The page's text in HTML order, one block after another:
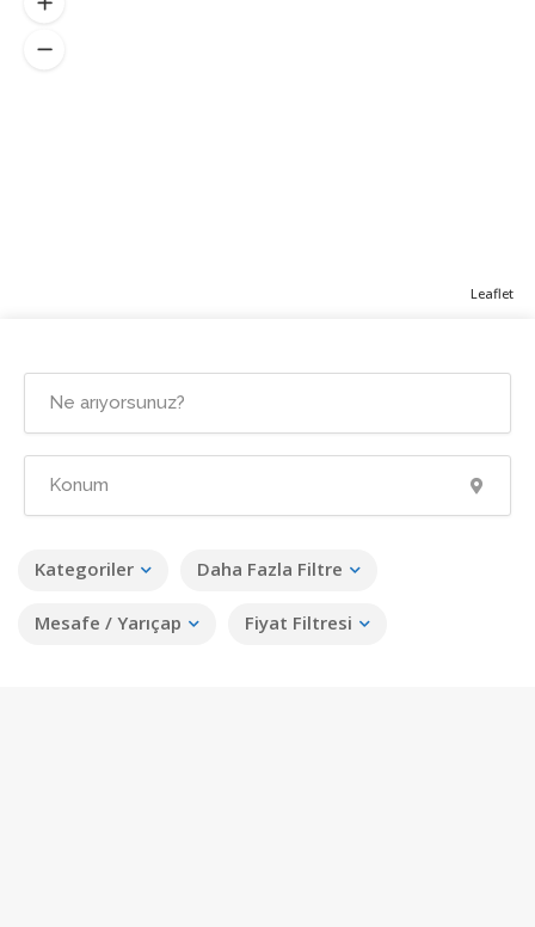
Kategoriler Daha Fazla Filtre
Mesafe / Yarıçap Fiyat Filtresi
Leaflet